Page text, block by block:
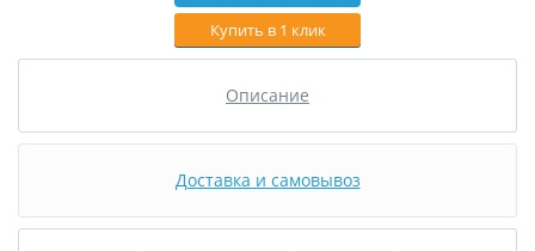
Купить в 1 клик
Описание
Доставка и самовывоз